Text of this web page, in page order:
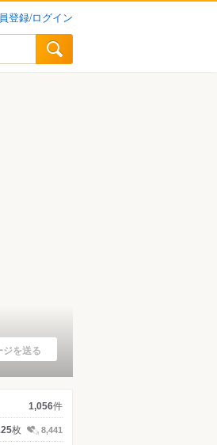
登録/ログイン
ジを送る
1,056件
枚 8,441